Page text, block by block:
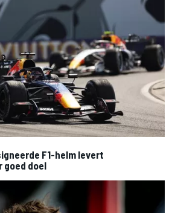
F1-helm levert
goed doel